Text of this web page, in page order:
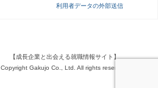
利用者データの外部送信
【成長企業と出会える就職情報サイト】
Copyright Gakujo Co., Ltd. All rights reserved.